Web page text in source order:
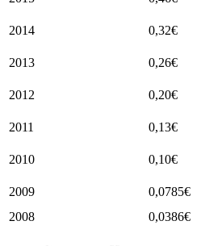
2014 0,32€
2013 0,26€
2012 0,20€
2011 0,13€
2010 0,10€
2009 0,0785€
2008
0,0386€